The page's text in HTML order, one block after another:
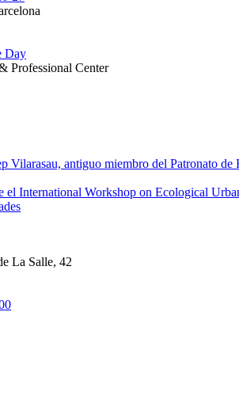
Day
Professional Center
Vilarasau, antiguo miembro del Patronato
el International Workshop on Ecological
La Salle, 42